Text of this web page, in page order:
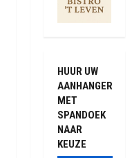
HUUR UW
AANHANGER
MET
SPANDOEK
NAAR
KEUZE